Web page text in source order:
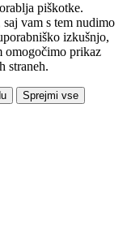
piškotke.
vam s tem nudimo
izkušnjo,
omogočimo prikaz
straneh.
Sprejmi vse